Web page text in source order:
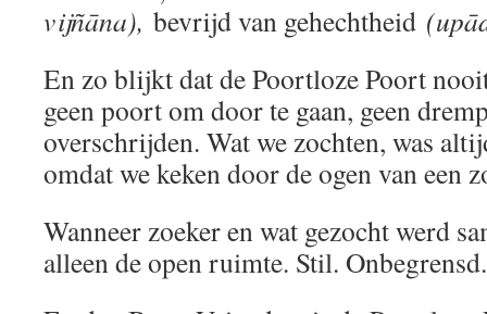
vijñāna), bevrijd van gehechtheid
En zo blijkt dat de Poortloze Poort
geen poort om door te gaan, geen
overschrijden. Wat we zochten, was
omdat we keken door de ogen van een
Wanneer zoeker en wat gezocht werd
alleen de open ruimte. Stil. Onbegrensd.